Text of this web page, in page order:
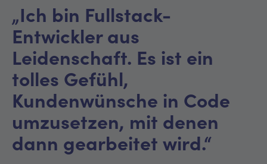
„Ich bin Fullstack-
Entwickler aus
Leidenschaft. Es ist ein
tolles Gefühl,
Kundenwünsche in Code
umzusetzen, mit denen
dann gearbeitet wird.“